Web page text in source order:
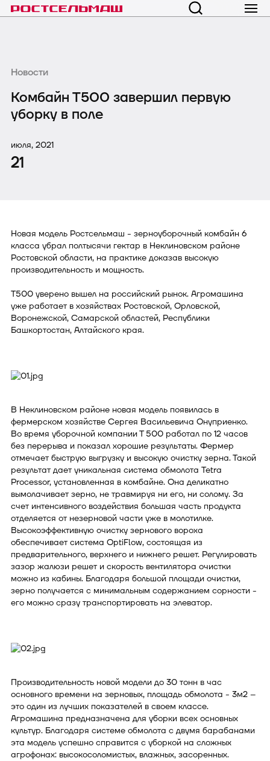
Новости
Комбайн Т500 завершил первую
уборку в поле
июля, 2021
21
Новая модель Ростсельмаш - зерноуборочный комбайн 6
класса убрал полтысячи гектар в Неклиновском районе
Ростовской области, на практике доказав высокую
производительность и мощность.
Т500 уверено вышел на российский рынок. Агромашина
уже работает в хозяйствах Ростовской, Орловской,
Воронежской, Самарской областей, Республики
Башкортостан, Алтайского края.
В Неклиновском районе новая модель появилась в
фермерском хозяйстве Сергея Васильевича Онуприенко.
Во время уборочной компании Т 500 работал по 12 часов
без перерыва и показал хорошие результаты. Фермер
отмечает быструю выгрузку и высокую очистку зерна. Такой
результат дает уникальная система обмолота Tetra
Processor, установленная в комбайне. Она деликатно
вымолачивает зерно, не травмируя ни его, ни солому. За
счет интенсивного воздействия большая часть продукта
отделяется от незерновой части уже в молотилке.
Высокоэффективную очистку зернового вороха
обеспечивает система OptiFlow, состоящая из
предварительного, верхнего и нижнего решет. Регулировать
зазор жалюзи решет и скорость вентилятора очистки
можно из кабины. Благодаря большой площади очистки,
зерно получается с минимальным содержанием сорности -
его можно сразу транспортировать на элеватор.
Производительность новой модели до 30 тонн в час
основного времени на зерновых, площадь обмолота - 3м2 –
это один из лучших показателей в своем классе.
Агромашина предназначена для уборки всех основных
культур. Благодаря системе обмолота с двумя барабанами
эта модель успешно справится с уборкой на сложных
агрофонах: высокосоломистых, влажных, засоренных.